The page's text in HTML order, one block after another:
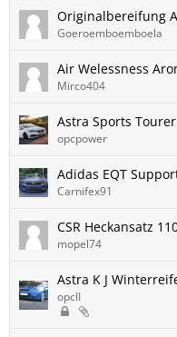
Originalbereifung
Goeroemboemboela
Air Welessness
Mirco404
Astra Sports
opcpower
Adidas EQT
Carnifex91
CSR Heckansatz
mopel74
Astra K J
opcII